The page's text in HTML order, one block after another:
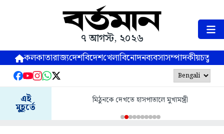
৭ আগস্ট, ২০২৬
কলকাতারাজ্যদেশবিদেশখেলাবিনোদনব্যবসাসম্পাদকীয়
এই
মুহূর্তে
মিঠুনকে দেখতে হাসপাতালে মুখ্যমন্ত্রী